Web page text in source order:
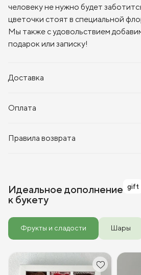
человеку не нужно будет
цветочки стоят в специальной
Мы также с удовольствием
подарок или записку!
Доставка
Оплата
Правила возврата
Идеальное дополнение
к букету
gift
Фрукты и сладости Шары